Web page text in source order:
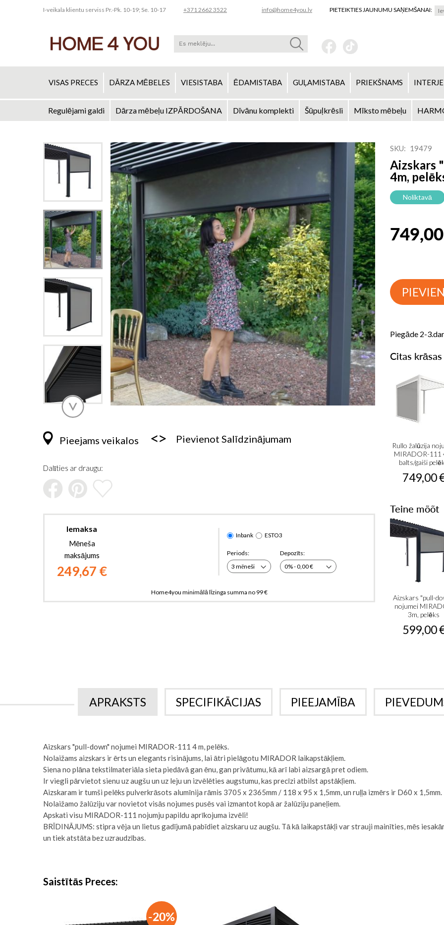
I-veikala klientu serviss Pr.-Pk. 10-19; Se. 10-17 +371 2662 3522 info@home4you.lv PIETEIKTIES JAUNUMU SAŅEMŠANAI:
VISAS PRECES DĀRZA MĒBELES VIESISTABA ĒDAMISTABA GUĻAMISTABA PRIEKŠNAMS
Regulējami galdi Dārza mēbeļu IZPĀRDOŠANA Dīvānu komplekti Šūpuļkrēsli Mīksto mēbeļu
Iet
uz
galerijas
galerijas
sākumuPieejams veikalos Pievienot Salīdzinājumam
Dalīties ar draugu:
Iemaksa
Mēneša
maksājums
249,67 €
Inbank ESTO3
Periods: Depozīts:
Home4you minimālā līzinga summa no 99 €
SKU 19479
Aizskars
4m,
Noliktavā
Piegāde 2-
Citas krāsas
Rullo žalūzija
MIRADOR-111
balts/gaiši
749,00
Teine mõõt
Aizskars "pull-
nojumei
3m, pelēks
599,00
APRAKSTS
Aizskars "pull-down" nojumei MIRADOR-111 4 m, pelēks.
Nolaižams aizskars ir ērts un elegants risinājums, lai ātri pielāgotu MIRADOR laikapstākļiem.
Siena no plāna tekstilmateriāla sieta piedāvā gan ēnu, gan privātumu, kā arī labi aizsargā pret odiem.
Ir viegli pārvietot sienu uz augšu un uz leju un izvēlēties augstumu, kas precīzi atbilst apstākļiem.
Aizskaram ir tumši pelēks pulverkrāsots alumīnija rāmis 3705 x 2365mm / 118 x 95 x 1,5mm, un ruļļa izmērs ir D60 x 1,5mm.
Nolaižamo žalūziju var novietot visās nojumes pusēs vai izmantot kopā ar žalūziju paneļiem.
Apskati visu MIRADOR-111 nojumju papildu aprīkojuma izvēli!
BRĪDINĀJUMS: stipra vēja un lietus gadījumā pabīdiet aizskaru uz augšu. Tā kā laikapstākļi var strauji mainīties, mēs
un tiek atstāta bez uzraudzības.
SPECIFIKĀCIJAS PIEEJAMĪBA
Saistītās Preces
-20%